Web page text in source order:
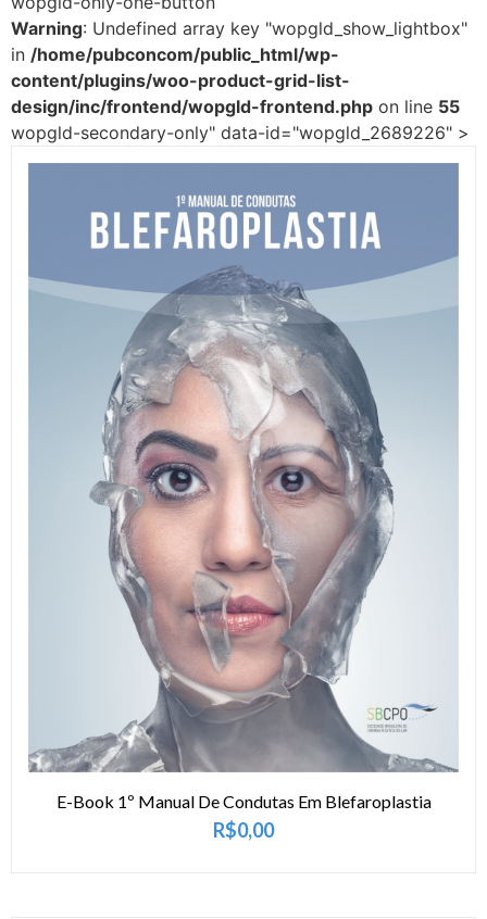
Warning: Undefined array key "wopgld_show_lightbox"
in /home/pubconcom/public_html/wp-
content/plugins/woo-product-grid-list-
design/inc/frontend/wopgld-frontend.php on line 55
wopgld-secondary-only" data-id="wopgld_2689226" >
E-Book 1º Manual De Condutas Em Blefaroplastia
R$0,00